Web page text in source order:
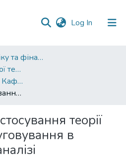
Log In (current)
Факультет обліку та фінансів
Кафедра економічної теорії та економічних досліджень
Друковані видання. Кафедра економічної теорії та економічних досліджень
Особливості застосування теорії масового обслуговування в економічному аналізі
теорії
в